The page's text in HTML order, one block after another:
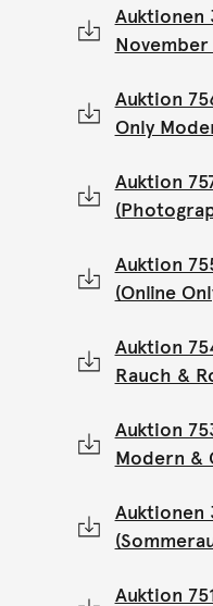
Auktionen
Auktion
Only
Auktion
Auktion
(Online
Auktion
Rauch &
Auktion
Modern &
Auktionen
Auktion